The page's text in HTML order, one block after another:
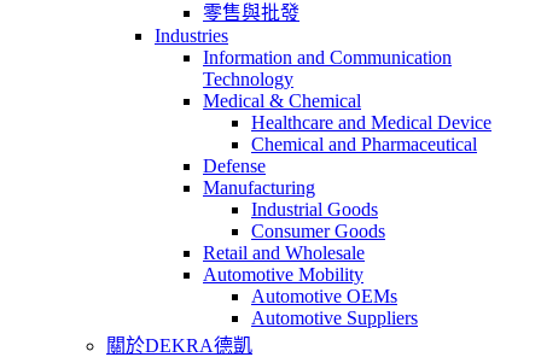
零售與批發
Industries
Information and Communication
Technology
Medical & Chemical
Healthcare and Medical Device
Chemical and Pharmaceutical
Defense
Manufacturing
Industrial Goods
Consumer Goods
Retail and Wholesale
Automotive Mobility
Automotive OEMs
Automotive Suppliers
關於DEKRA德凱